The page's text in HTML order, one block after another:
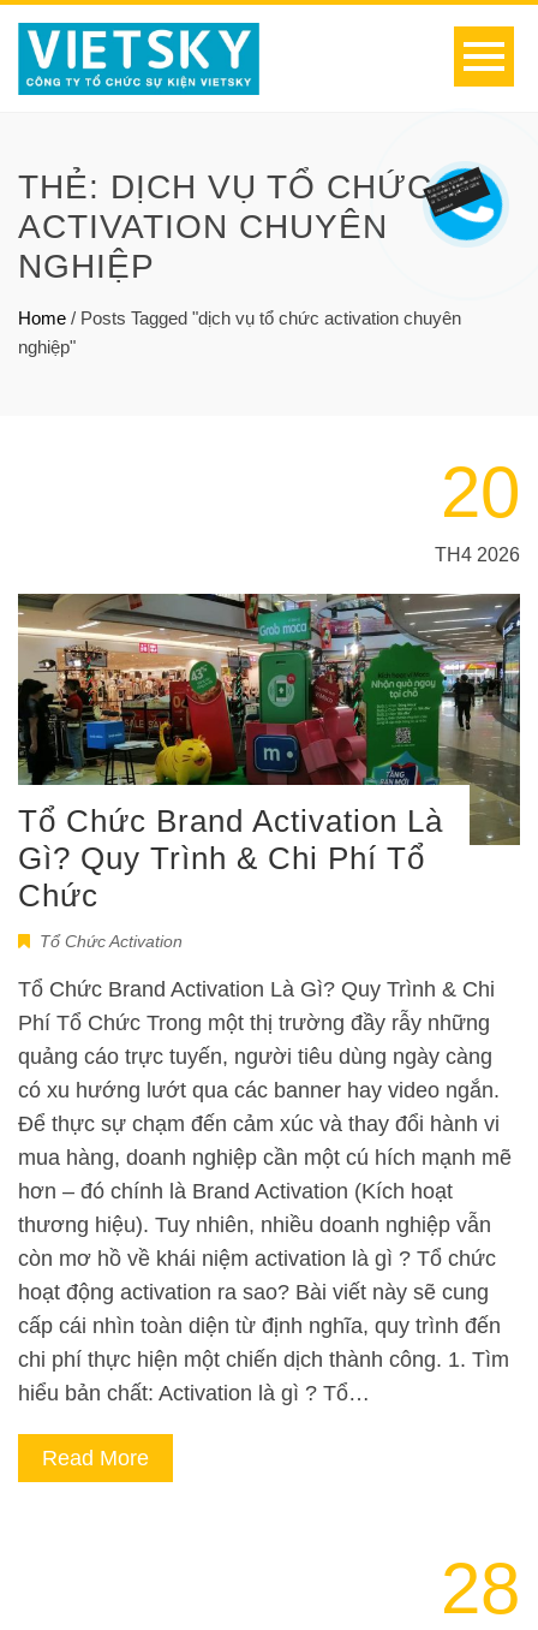
THẺ: DỊCH VỤ TỔ CHỨC
ACTIVATION CHUYÊN
NGHIỆP
Home / Posts Tagged "dịch vụ tổ chức activation chuyên
nghiệp"
20
TH4 2026
Tổ Chức Brand Activation Là
Gì? Quy Trình & Chi Phí Tổ
Chức
Tổ Chức Activation
Tổ Chức Brand Activation Là Gì? Quy Trình & Chi
Phí Tổ Chức Trong một thị trường đầy rẫy những
quảng cáo trực tuyến, người tiêu dùng ngày càng
có xu hướng lướt qua các banner hay video ngắn.
Để thực sự chạm đến cảm xúc và thay đổi hành vi
mua hàng, doanh nghiệp cần một cú hích mạnh mẽ
hơn – đó chính là Brand Activation (Kích hoạt
thương hiệu). Tuy nhiên, nhiều doanh nghiệp vẫn
còn mơ hồ về khái niệm activation là gì ? Tổ chức
hoạt động activation ra sao? Bài viết này sẽ cung
cấp cái nhìn toàn diện từ định nghĩa, quy trình đến
chi phí thực hiện một chiến dịch thành công. 1. Tìm
hiểu bản chất: Activation là gì ? Tổ…
Read More
28